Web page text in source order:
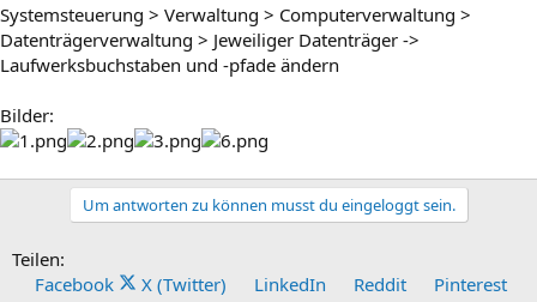
Systemsteuerung > Verwaltung > Computerverwaltung >
Datenträgerverwaltung > Jeweiliger Datenträger ->
Laufwerksbuchstaben und -pfade ändern
Bilder:
Um antworten zu können musst du eingeloggt sein.
Teilen:
Facebook
X (Twitter) LinkedIn Reddit
Pinterest